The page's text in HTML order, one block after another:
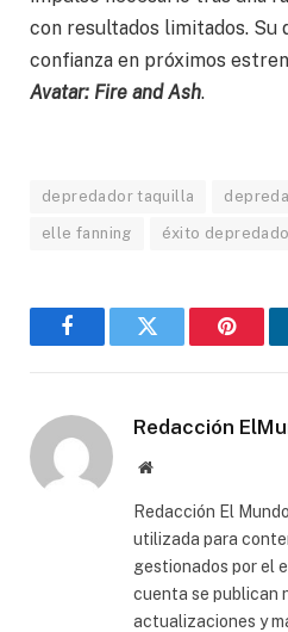
con resultados limitados. Su
confianza en próximos
Avatar: Fire and Ash.
depredador taquilla
elle fanning éxito
FacebookGorjeo
Redacción
Sitio
Redacción El
utilizada para
gestionados por el
cuenta se publican
actualizaciones y